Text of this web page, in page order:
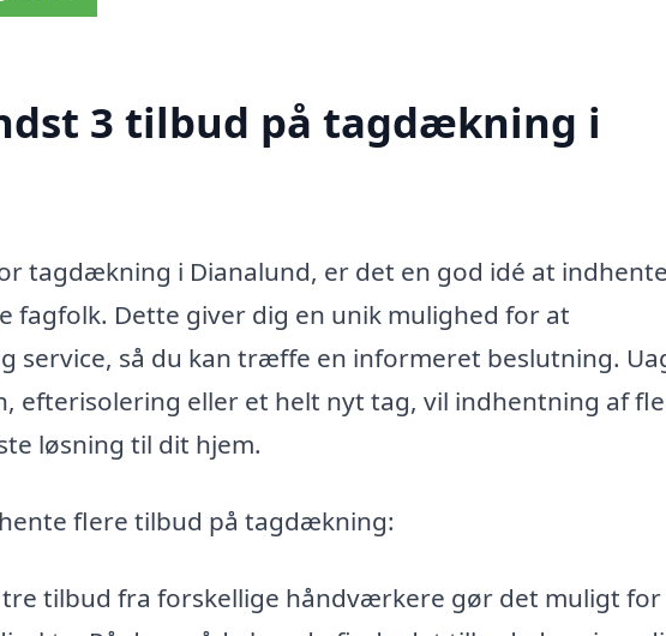
3 tilbud på tagdækning i
tagdækning i Dianalund, er det en god idé at
fagfolk. Dette giver dig en unik mulighed for at
service, så du kan træffe en informeret beslutning.
efterisolering eller et helt nyt tag, vil indhentning af
løsning til dit hjem.
flere tilbud på tagdækning:
tilbud fra forskellige håndværkere gør det muligt